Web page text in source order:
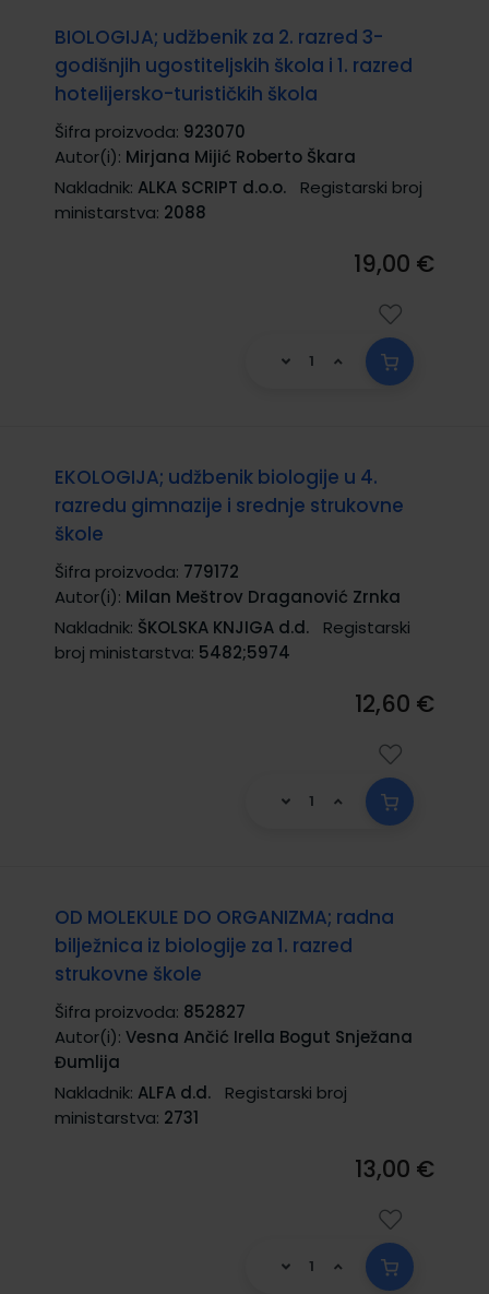
BIOLOGIJA; udžbenik za 2. razred 3-
godišnjih ugostiteljskih škola i 1. razred
hotelijersko-turističkih škola
Šifra proizvoda: 923070
Autor(i): Mirjana Mijić Roberto Škara
Nakladnik: ALKA SCRIPT d.o.o.
Registarski broj
ministarstva: 2088
19,00 €
EKOLOGIJA; udžbenik biologije u 4.
razredu gimnazije i srednje strukovne
škole
Šifra proizvoda: 779172
Autor(i): Milan Meštrov Draganović Zrnka
Nakladnik: ŠKOLSKA KNJIGA d.d.
Registarski
broj ministarstva: 5482;5974
12,60 €
OD MOLEKULE DO ORGANIZMA; radna
bilježnica iz biologije za 1. razred
strukovne škole
Šifra proizvoda: 852827
Autor(i): Vesna Ančić Irella Bogut Snježana
Đumlija
Nakladnik: ALFA d.d.
Registarski broj
ministarstva: 2731
13,00 €